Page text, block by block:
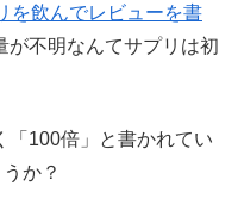
を飲んでレビューを書
が不明なんてサプリは初
「100倍」と書かれてい
か？